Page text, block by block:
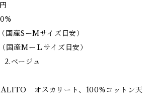
国産SーMサイズ目安）
MーＬサイズ目安）
2.ベージュ
オスカリート、100%コットン天